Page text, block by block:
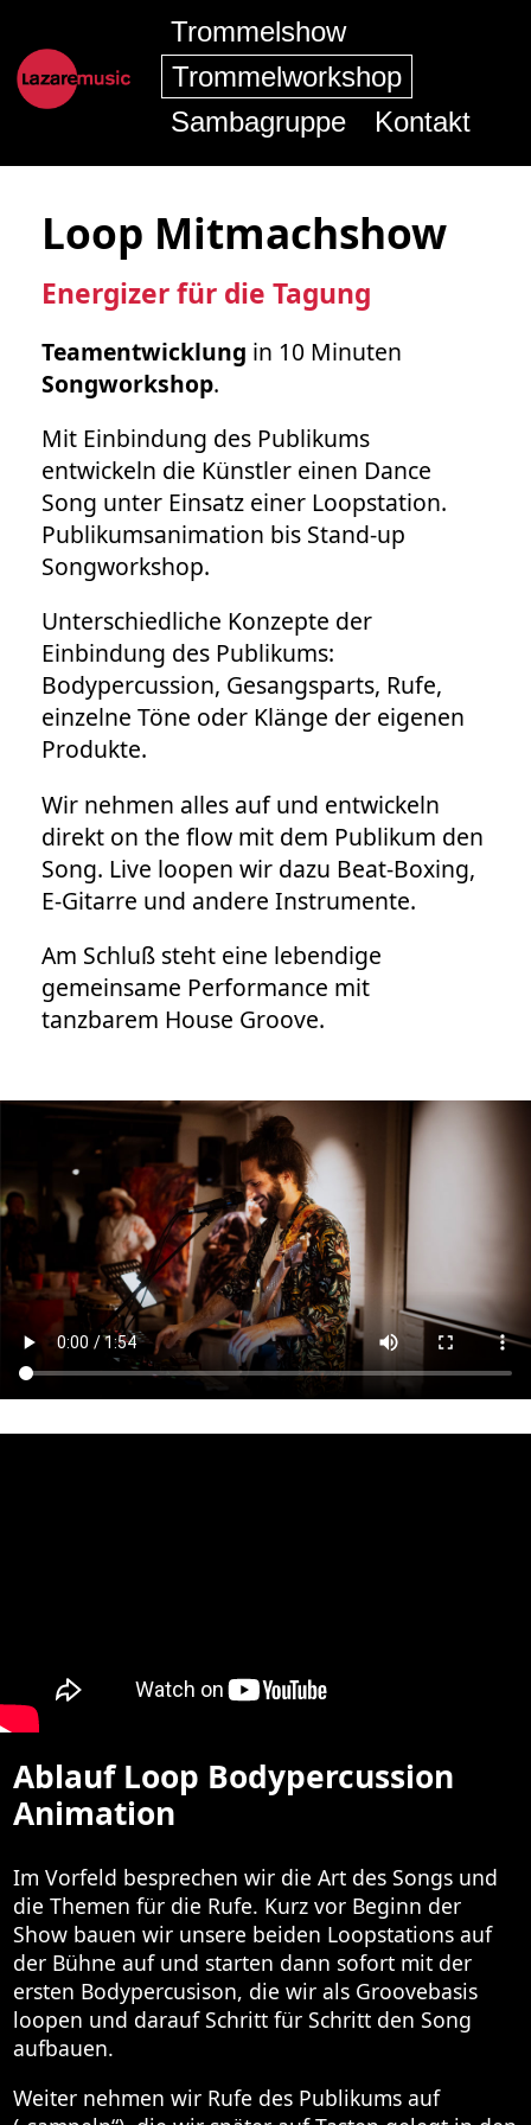
Trommelshow
Trommelworkshop
Sambagruppe
Kontakt
Loop Mitmachshow
Energizer für die Tagung
Teamentwicklung in 10 Minuten
Songworkshop.
Mit Einbindung des Publikums
entwickeln die Künstler einen Dance
Song unter Einsatz einer Loopstation.
Publikumsanimation bis Stand-up
Songworkshop.
Unterschiedliche Konzepte der
Einbindung des Publikums:
Bodypercussion, Gesangsparts, Rufe,
einzelne Töne oder Klänge der eigenen
Produkte.
Wir nehmen alles auf und entwickeln
direkt on the flow mit dem Publikum den
Song. Live loopen wir dazu Beat-Boxing,
E-Gitarre und andere Instrumente.
Am Schluß steht eine lebendige
gemeinsame Performance mit
tanzbarem House Groove.
Ablauf Loop Bodypercussion
Animation
Im Vorfeld besprechen wir die Art des Songs und
die Themen für die Rufe. Kurz vor Beginn der
Show bauen wir unsere beiden Loopstations auf
der Bühne auf und starten dann sofort mit der
ersten Bodypercusison, die wir als Groovebasis
loopen und darauf Schritt für Schritt den Song
aufbauen.
Weiter nehmen wir Rufe des Publikums auf